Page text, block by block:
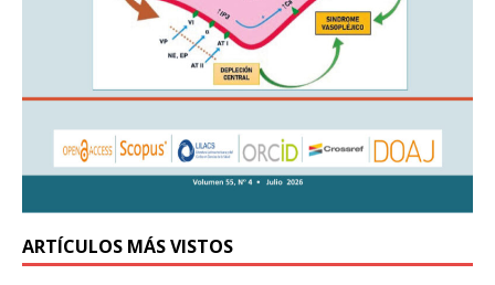
ARTÍCULOS MÁS VISTOS